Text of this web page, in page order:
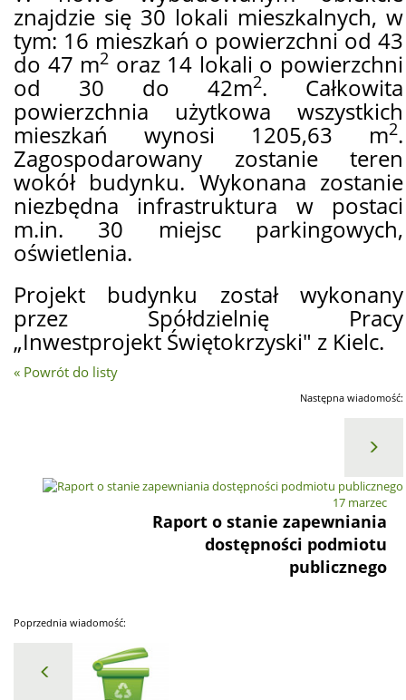
znajdzie się 30 lokali mieszkalnych, w
tym: 16 mieszkań o powierzchni od 43
do 47 m2 oraz 14 lokali o powierzchni
od 30 do 42m2. Całkowita
powierzchnia użytkowa wszystkich
mieszkań wynosi 1205,63 m2.
Zagospodarowany zostanie teren
wokół budynku. Wykonana zostanie
niezbędna infrastruktura w postaci
m.in. 30 miejsc parkingowych,
oświetlenia.
Projekt budynku został wykonany
przez Spółdzielnię Pracy
„Inwestprojekt Świętokrzyski" z Kielc.
« Powrót do listy
Następna wiadomość:
17 marzec
Raport o stanie zapewniania
dostępności podmiotu
publicznego
Poprzednia wiadomość: